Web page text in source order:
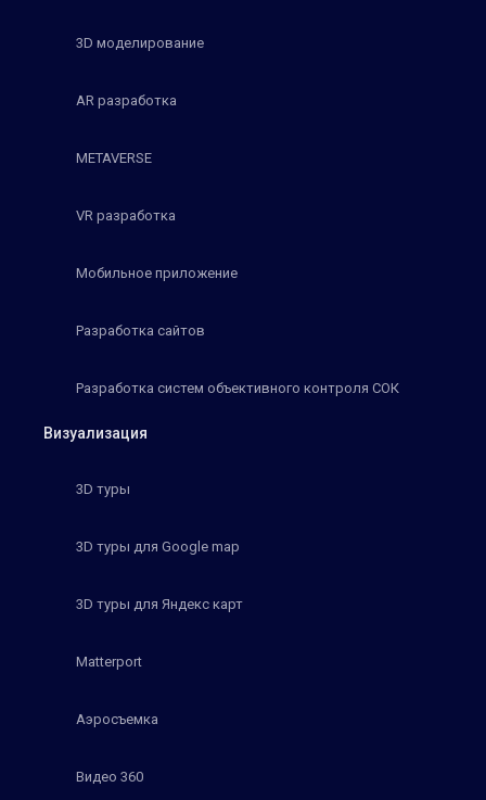
3D моделирование
AR разработка
METAVERSE
VR разработка
Мобильное приложение
Разработка сайтов
Разработка систем объективного контроля СОК
Визуализация
3D туры
3D туры для Google map
3D туры для Яндекс карт
Matterport
Аэросъемка
Видео 360